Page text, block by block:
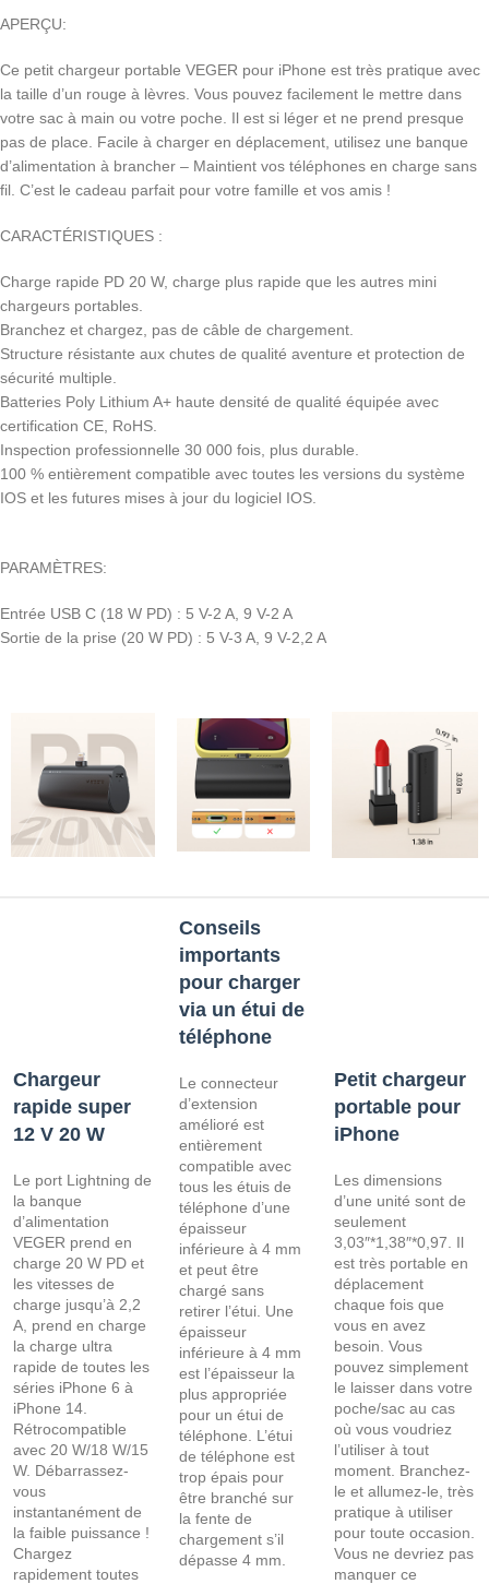
APERÇU:
Ce petit chargeur portable VEGER pour iPhone est très pratique avec
la taille d’un rouge à lèvres. Vous pouvez facilement le mettre dans
votre sac à main ou votre poche. Il est si léger et ne prend presque
pas de place. Facile à charger en déplacement, utilisez une banque
d’alimentation à brancher – Maintient vos téléphones en charge sans
fil. C’est le cadeau parfait pour votre famille et vos amis !
CARACTÉRISTIQUES :
Charge rapide PD 20 W, charge plus rapide que les autres mini
chargeurs portables.
Branchez et chargez, pas de câble de chargement.
Structure résistante aux chutes de qualité aventure et protection de
sécurité multiple.
Batteries Poly Lithium A+ haute densité de qualité équipée avec
certification CE, RoHS.
Inspection professionnelle 30 000 fois, plus durable.
100 % entièrement compatible avec toutes les versions du système
IOS et les futures mises à jour du logiciel IOS.
PARAMÈTRES:
Entrée USB C (18 W PD) : 5 V-2 A, 9 V-2 A
Sortie de la prise (20 W PD) : 5 V-3 A, 9 V-2,2 A
Chargeur
rapide super
12 V 20 W
Le port Lightning de
la banque
d’alimentation
VEGER prend en
charge 20 W PD et
les vitesses de
charge jusqu’à 2,2
A, prend en charge
la charge ultra
rapide de toutes les
séries iPhone 6 à
iPhone 14.
Rétrocompatible
avec 20 W/18 W/15
W. Débarrassez-
vous
instantanément de
la faible puissance !
Chargez
rapidement toutes
Conseils
importants
pour charger
via un étui de
téléphone
Le connecteur
d’extension
amélioré est
entièrement
compatible avec
tous les étuis de
téléphone d’une
épaisseur
inférieure à 4 mm
et peut être
chargé sans
retirer l’étui. Une
épaisseur
inférieure à 4 mm
est l’épaisseur la
plus appropriée
pour un étui de
téléphone. L’étui
de téléphone est
trop épais pour
être branché sur
la fente de
chargement s’il
dépasse 4 mm.
Petit chargeur
portable pour
iPhone
Les dimensions
d’une unité sont de
seulement
3,03″*1,38″*0,97. Il
est très portable en
déplacement
chaque fois que
vous en avez
besoin. Vous
pouvez simplement
le laisser dans votre
poche/sac au cas
où vous voudriez
l’utiliser à tout
moment. Branchez-
le et allumez-le, très
pratique à utiliser
pour toute occasion.
Vous ne devriez pas
manquer ce